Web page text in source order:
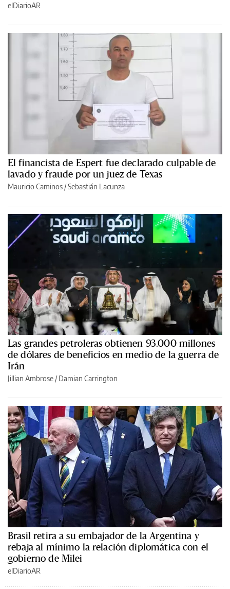
elDiarioAR
El financista de Espert fue declarado culpable de
lavado y fraude por un juez de Texas
Mauricio Caminos /Sebastián Lacunza
Las grandes petroleras obtienen 93.000 millones
de dólares de beneficios en medio de la guerra de
Irán
Jillian Ambrose / Damian Carrington
Brasil retira a su embajador de la Argentina y
rebaja al mínimo la relación diplomática con el
gobierno de Milei
elDiarioAR